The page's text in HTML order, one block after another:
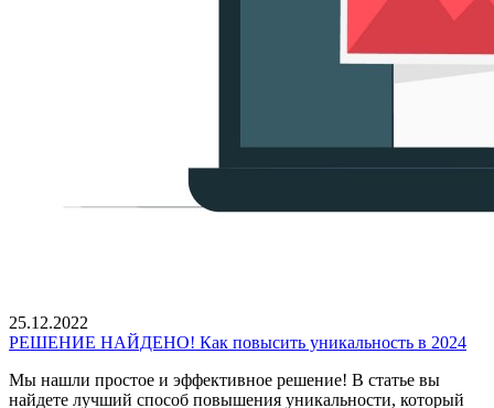
25.12.2022
РЕШЕНИЕ НАЙДЕНО! Как повысить уникальность в 2024
Мы нашли простое и эффективное решение! В статье вы
найдете лучший способ повышения уникальности, который